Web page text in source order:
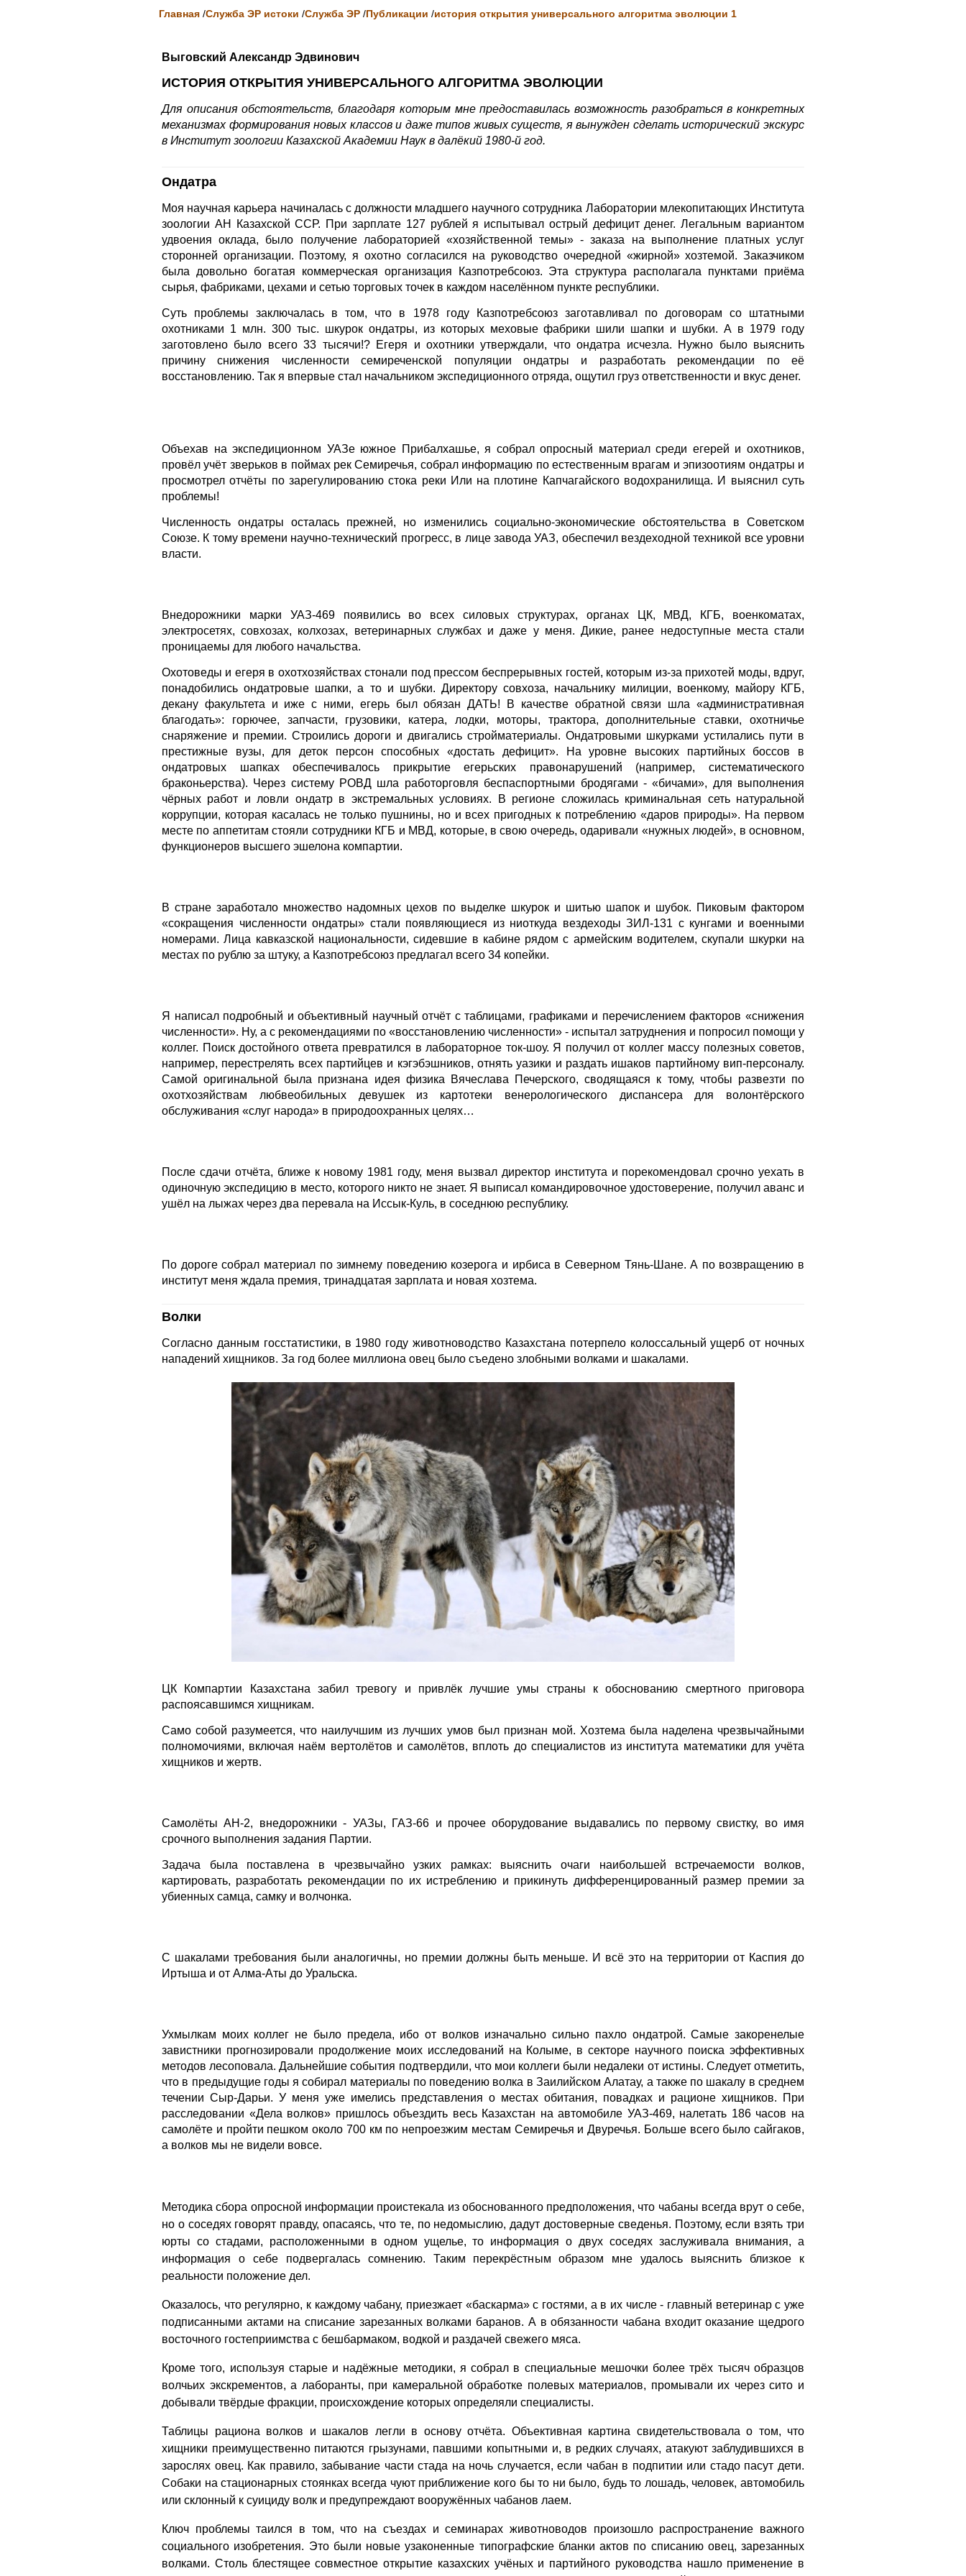
Главная /Служба ЭР истоки /Служба ЭР /Публикации /история открытия универсального алгоритма эволюции 1
Выговский Александр Эдвинович
ИСТОРИЯ ОТКРЫТИЯ УНИВЕРСАЛЬНОГО АЛГОРИТМА ЭВОЛЮЦИИ
Для описания обстоятельств, благодаря которым мне предоставилась возможность разобраться в конкретных
механизмах формирования новых классов и даже типов живых существ, я вынужден сделать исторический экскурс
в Институт зоологии Казахской Академии Наук в далёкий 1980-й год.
Ондатра
Моя научная карьера начиналась с должности младшего научного сотрудника Лаборатории млекопитающих Института
зоологии АН Казахской ССР. При зарплате 127 рублей я испытывал острый дефицит денег. Легальным вариантом
удвоения оклада, было получение лабораторией «хозяйственной темы» - заказа на выполнение платных услуг
сторонней организации. Поэтому, я охотно согласился на руководство очередной «жирной» хозтемой. Заказчиком
была довольно богатая коммерческая организация Казпотребсоюз. Эта структура располагала пунктами приёма
сырья, фабриками, цехами и сетью торговых точек в каждом населённом пункте республики.
Суть проблемы заключалась в том, что в 1978 году Казпотребсоюз заготавливал по договорам со штатными
охотниками 1 млн. 300 тыс. шкурок ондатры, из которых меховые фабрики шили шапки и шубки. А в 1979 году
заготовлено было всего 33 тысячи!? Егеря и охотники утверждали, что ондатра исчезла. Нужно было выяснить
причину снижения численности семиреченской популяции ондатры и разработать рекомендации по её
восстановлению. Так я впервые стал начальником экспедиционного отряда, ощутил груз ответственности и вкус денег.
Объехав на экспедиционном УАЗе южное Прибалхашье, я собрал опросный материал среди егерей и охотников,
провёл учёт зверьков в поймах рек Семиречья, собрал информацию по естественным врагам и эпизоотиям ондатры и
просмотрел отчёты по зарегулированию стока реки Или на плотине Капчагайского водохранилища. И выяснил суть
проблемы!
Численность ондатры осталась прежней, но изменились социально-экономические обстоятельства в Советском
Союзе. К тому времени научно-технический прогресс, в лице завода УАЗ, обеспечил вездеходной техникой все уровни
власти.
Внедорожники марки УАЗ-469 появились во всех силовых структурах, органах ЦК, МВД, КГБ, военкоматах,
электросетях, совхозах, колхозах, ветеринарных службах и даже у меня. Дикие, ранее недоступные места стали
проницаемы для любого начальства.
Охотоведы и егеря в охотхозяйствах стонали под прессом беспрерывных гостей, которым из-за прихотей моды, вдруг,
понадобились ондатровые шапки, а то и шубки. Директору совхоза, начальнику милиции, военкому, майору КГБ,
декану факультета и иже с ними, егерь был обязан ДАТЬ! В качестве обратной связи шла «административная
благодать»: горючее, запчасти, грузовики, катера, лодки, моторы, трактора, дополнительные ставки, охотничье
снаряжение и премии. Строились дороги и двигались стройматериалы. Ондатровыми шкурками устилались пути в
престижные вузы, для деток персон способных «достать дефицит». На уровне высоких партийных боссов в
ондатровых шапках обеспечивалось прикрытие егерьских правонарушений (например, систематического
браконьерства). Через систему РОВД шла работорговля беспаспортными бродягами - «бичами», для выполнения
чёрных работ и ловли ондатр в экстремальных условиях. В регионе сложилась криминальная сеть натуральной
коррупции, которая касалась не только пушнины, но и всех пригодных к потреблению «даров природы». На первом
месте по аппетитам стояли сотрудники КГБ и МВД, которые, в свою очередь, одаривали «нужных людей», в основном,
функционеров высшего эшелона компартии.
В стране заработало множество надомных цехов по выделке шкурок и шитью шапок и шубок. Пиковым фактором
«сокращения численности ондатры» стали появляющиеся из ниоткуда вездеходы ЗИЛ-131 с кунгами и военными
номерами. Лица кавказской национальности, сидевшие в кабине рядом с армейским водителем, скупали шкурки на
местах по рублю за штуку, а Казпотребсоюз предлагал всего 34 копейки.
Я написал подробный и объективный научный отчёт с таблицами, графиками и перечислением факторов «снижения
численности». Ну, а с рекомендациями по «восстановлению численности» - испытал затруднения и попросил помощи у
коллег. Поиск достойного ответа превратился в лабораторное ток-шоу. Я получил от коллег массу полезных советов,
например, перестрелять всех партийцев и кэгэбэшников, отнять уазики и раздать ишаков партийному вип-персоналу.
Самой оригинальной была признана идея физика Вячеслава Печерского, сводящаяся к тому, чтобы развезти по
охотхозяйствам любвеобильных девушек из картотеки венерологического диспансера для волонтёрского
обслуживания «слуг народа» в природоохранных целях…
После сдачи отчёта, ближе к новому 1981 году, меня вызвал директор института и порекомендовал срочно уехать в
одиночную экспедицию в место, которого никто не знает. Я выписал командировочное удостоверение, получил аванс и
ушёл на лыжах через два перевала на Иссык-Куль, в соседнюю республику.
По дороге собрал материал по зимнему поведению козерога и ирбиса в Северном Тянь-Шане. А по возвращению в
институт меня ждала премия, тринадцатая зарплата и новая хозтема.
Волки
Согласно данным госстатистики, в 1980 году животноводство Казахстана потерпело колоссальный ущерб от ночных
нападений хищников. За год более миллиона овец было съедено злобными волками и шакалами.
ЦК Компартии Казахстана забил тревогу и привлёк лучшие умы страны к обоснованию смертного приговора
распоясавшимся хищникам.
Само собой разумеется, что наилучшим из лучших умов был признан мой. Хозтема была наделена чрезвычайными
полномочиями, включая наём вертолётов и самолётов, вплоть до специалистов из института математики для учёта
хищников и жертв.
Самолёты АН-2, внедорожники - УАЗы, ГАЗ-66 и прочее оборудование выдавались по первому свистку, во имя
срочного выполнения задания Партии.
Задача была поставлена в чрезвычайно узких рамках: выяснить очаги наибольшей встречаемости волков,
картировать, разработать рекомендации по их истреблению и прикинуть дифференцированный размер премии за
убиенных самца, самку и волчонка.
С шакалами требования были аналогичны, но премии должны быть меньше. И всё это на территории от Каспия до
Иртыша и от Алма-Аты до Уральска.
Ухмылкам моих коллег не было предела, ибо от волков изначально сильно пахло ондатрой. Самые закоренелые
завистники прогнозировали продолжение моих исследований на Колыме, в секторе научного поиска эффективных
методов лесоповала. Дальнейшие события подтвердили, что мои коллеги были недалеки от истины. Следует отметить,
что в предыдущие годы я собирал материалы по поведению волка в Заилийском Алатау, а также по шакалу в среднем
течении Сыр-Дарьи. У меня уже имелись представления о местах обитания, повадках и рационе хищников. При
расследовании «Дела волков» пришлось объездить весь Казахстан на автомобиле УАЗ-469, налетать 186 часов на
самолёте и пройти пешком около 700 км по непроезжим местам Семиречья и Двуречья. Больше всего было сайгаков,
а волков мы не видели вовсе.
Методика сбора опросной информации проистекала из обоснованного предположения, что чабаны всегда врут о себе,
но о соседях говорят правду, опасаясь, что те, по недомыслию, дадут достоверные сведенья. Поэтому, если взять три
юрты со стадами, расположенными в одном ущелье, то информация о двух соседях заслуживала внимания, а
информация о себе подвергалась сомнению. Таким перекрёстным образом мне удалось выяснить близкое к
реальности положение дел.
Оказалось, что регулярно, к каждому чабану, приезжает «баскарма» с гостями, а в их числе - главный ветеринар с уже
подписанными актами на списание зарезанных волками баранов. А в обязанности чабана входит оказание щедрого
восточного гостеприимства с бешбармаком, водкой и раздачей свежего мяса.
Кроме того, используя старые и надёжные методики, я собрал в специальные мешочки более трёх тысяч образцов
волчьих экскрементов, а лаборанты, при камеральной обработке полевых материалов, промывали их через сито и
добывали твёрдые фракции, происхождение которых определяли специалисты.
Таблицы рациона волков и шакалов легли в основу отчёта. Объективная картина свидетельствовала о том, что
хищники преимущественно питаются грызунами, павшими копытными и, в редких случаях, атакуют заблудившихся в
зарослях овец. Как правило, забывание части стада на ночь случается, если чабан в подпитии или стадо пасут дети.
Собаки на стационарных стоянках всегда чуют приближение кого бы то ни было, будь то лошадь, человек, автомобиль
или склонный к суициду волк и предупреждают вооружённых чабанов лаем.
Ключ проблемы таился в том, что на съездах и семинарах животноводов произошло распространение важного
социального изобретения. Это были новые узаконенные типографские бланки актов по списанию овец, зарезанных
волками. Столь блестящее совместное открытие казахских учёных и партийного руководства нашло применение в